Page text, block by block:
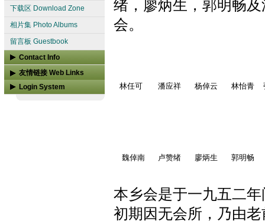
下载区 Download Zone
相片集 Photo Albums
留言板 Guestbook
Contact Info
联系我们 Contact us
友情链接 Web Links
槟榔屿潮州会馆
Login System
绪，廖炳生，郭明畅
会。
林任可 潘应祥 杨倬云 林怡青
魏倬南 卢赞绪 廖炳生 郭明畅
本乡会是于一九五二
初期因无会所，乃由